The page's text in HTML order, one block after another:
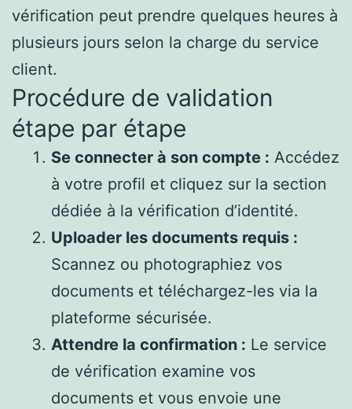
vérification peut prendre quelques heures à
plusieurs jours selon la charge du service
client.
Procédure de validation
étape par étape
Se connecter à son compte : Accédez
à votre profil et cliquez sur la section
dédiée à la vérification d’identité.
Uploader les documents requis :
Scannez ou photographiez vos
documents et téléchargez-les via la
plateforme sécurisée.
Attendre la confirmation : Le service
de vérification examine vos
documents et vous envoie une